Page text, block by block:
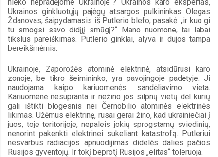
nieko nepradėjome Ukrainoje“? Ukrainos karo ekspertas,
Ukrainos ginkluotųjų pajėgų atsargos pulkininkas Olegas
Ždanovas, šaipydamasis iš Putlerio blefo, pasakė: „ir kuo gi
tu smogsi savo didįjį smūgį?“ Mano nuomone, tai labai
tikslus pareiškimas. Putlerio ginklai, alyva ir dujos tampa
bereikšmėmis.
Ukrainoje, Zaporožės atominė elektrinė, atsidūrusi karo
zonoje, be tikro šeimininko, yra pavojingoje padėtyje. Ji
naudojama kaipo kariuomenės sandėliavimo vieta.
Kariuomenė nesupranta ir nežino jos silpnų vietų dėl kurių
gali ištikti blogesnis nei Černobilio atominės elektrinės
likimas. Užėmus elektrinę, rusai gerai žino, kad ukrainiečiai į
juos, toje teritorijoje, nepaleis jokių sprogstamų sviedinių,
nenorint pakenkti elektrinei sukeliant katastrofą. Putleriui
nesvarbus radiacijos apnuodijimas didelės dalies pačios
Rusijos gyventojų. Ir tokį beprotį Rusijos „elitas“ toleruoja.